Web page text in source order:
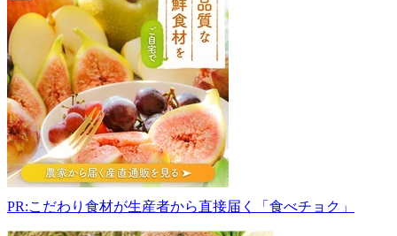
能
登
川
直
売
所
「菜々
笑」
521-
1221
滋
賀
PR:こだわり食材が生産者から直接届く「食べチョク」